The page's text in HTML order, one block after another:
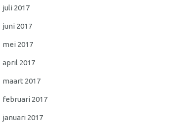
juli 2017
juni 2017
mei 2017
april 2017
maart 2017
februari 2017
januari 2017